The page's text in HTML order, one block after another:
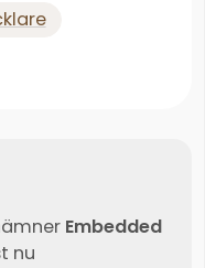
Embedded
nu